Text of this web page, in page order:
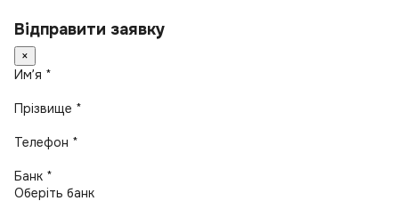
Відправити заявку
×
Имʼя *
Прізвище *
Телефон *
Банк *